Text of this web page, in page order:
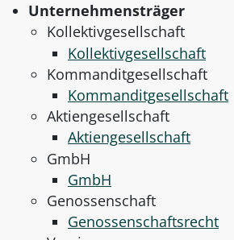
Unternehmensträger
Kollektivgesellschaft
Kollektivgesellschaft
Kommanditgesellschaft
Kommanditgesellschaft
Aktiengesellschaft
Aktiengesellschaft
GmbH
GmbH
Genossenschaft
Genossenschaftsrecht